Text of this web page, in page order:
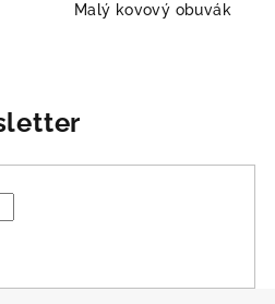
Malý kovový obuvák